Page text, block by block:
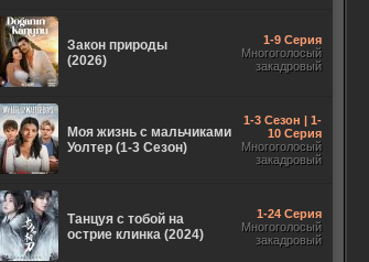
Закон природы
(2026)
1-9 Серия
Многоголосый
закадровый
Моя жизнь с мальчиками
Уолтер (1-3 Сезон)
1-3 Сезон | 1-
10 Серия
Многоголосый
закадровый
Танцуя с тобой на
острие клинка (2024)
1-24 Серия
Многоголосый
закадровый